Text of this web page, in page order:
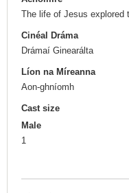
The life of Jesus explored
Cinéal Dráma
Drámaí Ginearálta
Líon na Míreanna
Aon-ghníomh
Cast size
Male
1